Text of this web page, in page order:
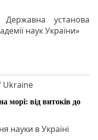
Державна установа
наук України»
Ukraine
морі: від витоків до
науки в Україні